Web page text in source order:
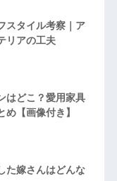
スタイル考察｜ア
リアの工夫
はどこ？愛用家具
【画像付き】
た嫁さんはどんな